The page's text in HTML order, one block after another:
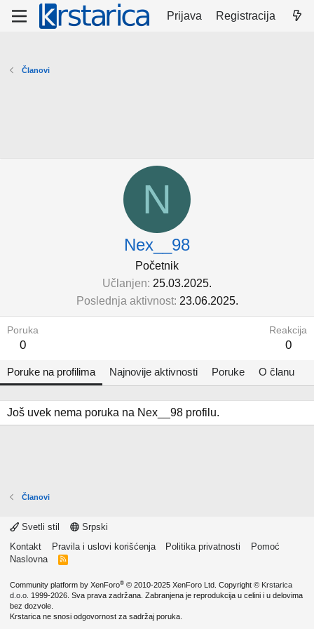
Prijava Registracija
Članovi
N
Nex__98
Početnik
Učlanjen 25.03.2025.
Poslednja aktivnost 23.06.2025.
Poruka
0
Reakcija
0
Poruke na profilima Najnovije aktivnosti Poruke O članu
Još uvek nema poruka na Nex__98 profilu.
Članovi
Svetli stil
Srpski
Kontakt
Pravila i uslovi korišćenja Politika privatnosti
Pomoć
Naslovna
R
Community platform by XenForo® © 2010-2025 XenForo Ltd. Copyright © Krstarica
d.o.o. 1999-2026. Sva prava zadržana. Zabranjena je reprodukcija u celini i u delovima
bez dozvole.
Krstarica ne snosi odgovornost za sadržaj poruka.